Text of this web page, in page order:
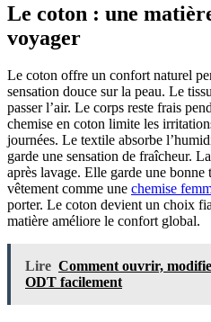
Le coton : une
voyager
Le coton offre un confort naturel
sensation douce sur la peau. Le
passer l’air. Le corps reste frais
chemise en coton limite les
journées. Le textile absorbe
garde une sensation de fraîcheur.
après lavage. Elle garde une bonne
vêtement comme une chemise
porter. Le coton devient un choix
matière améliore le confort global.
Lire Comment ouvrir,
ODT facilement